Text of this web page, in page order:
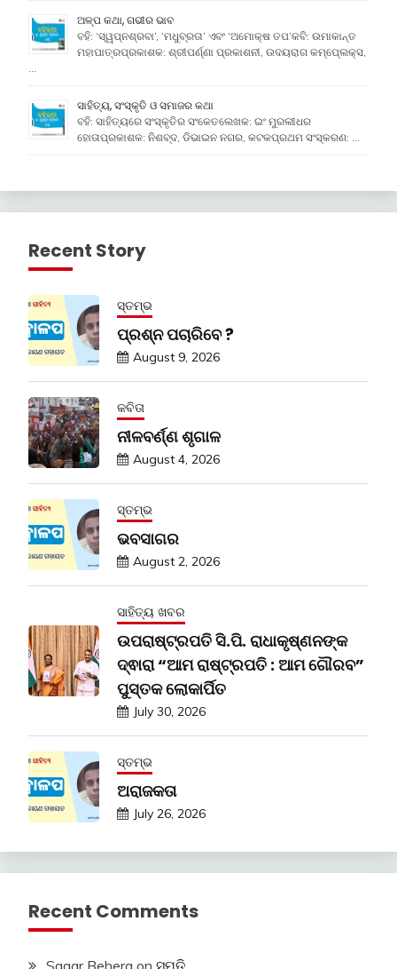
ଅଳ୍ପ କଥା, ଗଭୀର ଭାବ
ବହି: ‘ସ୍ୱପ୍ନଶ୍ରବା’, ‘ମଧୁବ୍ରତା’ ଏବଂ ‘ଅମୋକ୍ଷ ତପ’କବି: ଉମାକାନ୍ତ
ମହାପାତ୍ରପ୍ରକାଶକ: ଶ୍ରୀପର୍ଣ୍ଣା ପ୍ରକାଶନୀ, ଉଦୟରାଗ କମ୍ପେ୍ଲକ୍ସ,
ସାହିତ୍ୟ, ସଂସ୍କୃତି ଓ ସମାଜର କଥା
ବହି: ସାହିତ୍ୟରେ ସଂସ୍କୃତିର ସଂକେତଲେଖକ: ଇଂ ମୁରଲୀଧର
ହୋତାପ୍ରକାଶକ: ନିଶବ୍ଦ, ଡିଭାଇନ ନଗର, କଟକପ୍ରଥମ ସଂସ୍କରଣ: …
Recent Story
ସ୍ତମ୍ଭ
ପ୍ରଶ୍ନ ପଚାରିବେ ?
August 9, 2026
କବିତା
ନୀଳବର୍ଣ୍ଣ ଶୃଗାଳ
August 4, 2026
ସ୍ତମ୍ଭ
ଭବସାଗର
August 2, 2026
ସାହିତ୍ୟ ଖବର
ଉପରାଷ୍ଟ୍ରପତି ସି.ପି. ରାଧାକୃଷ୍ଣନଙ୍କ
ଦ୍ଵାରା “ଆମ ରାଷ୍ଟ୍ରପତି : ଆମ ଗୌରବ”
ପୁସ୍ତକ ଲୋକାର୍ପିତ
July 30, 2026
ସ୍ତମ୍ଭ
ଅରାଜକତା
July 26, 2026
Recent Comments
Sagar Behera on ସ୍ମୃତି